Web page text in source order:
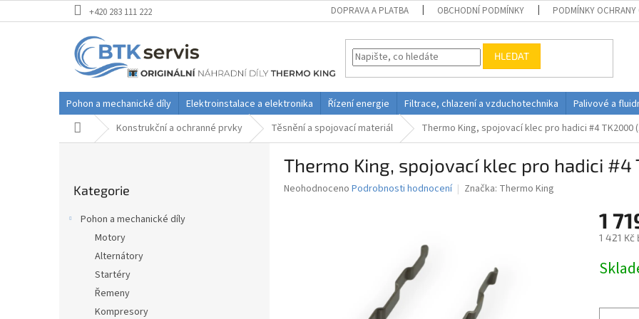
na
+420 283 111 222 DOPRAVA A PLATBA OBCHODNÍ PODMÍNKY PODMÍNKY OCHRANY
HLEDAT
Pohon a mechanické díly Elektroinstalace a elektronika Řízení energie Filtrace, chlazení a vzduchotechnika Palivové a
Domů Konstrukční a ochranné prvky Těsnění a spojovací materiál Thermo King, spojovací klec pro hadici #4 TK2000
kategorie
Kategorie
Pohon a mechanické díly
Motory
Alternátory
Startéry
Řemeny
Kompresory
Thermo King, spojovací klec pro hadici #4
Průměrné
Neohodnoceno Podrobnosti hodnocení Značka: Thermo King
1
1 421 Kč
cena: